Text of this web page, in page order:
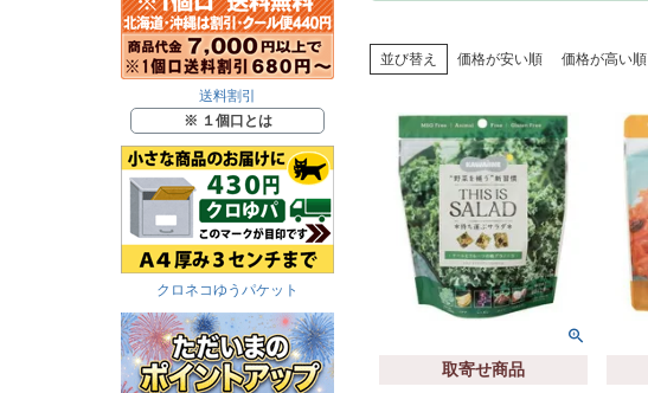
送料割引
※ １個口とは
クロネコゆうパケット
並び替え 価格が安い順 価格が高い順
取寄せ商品